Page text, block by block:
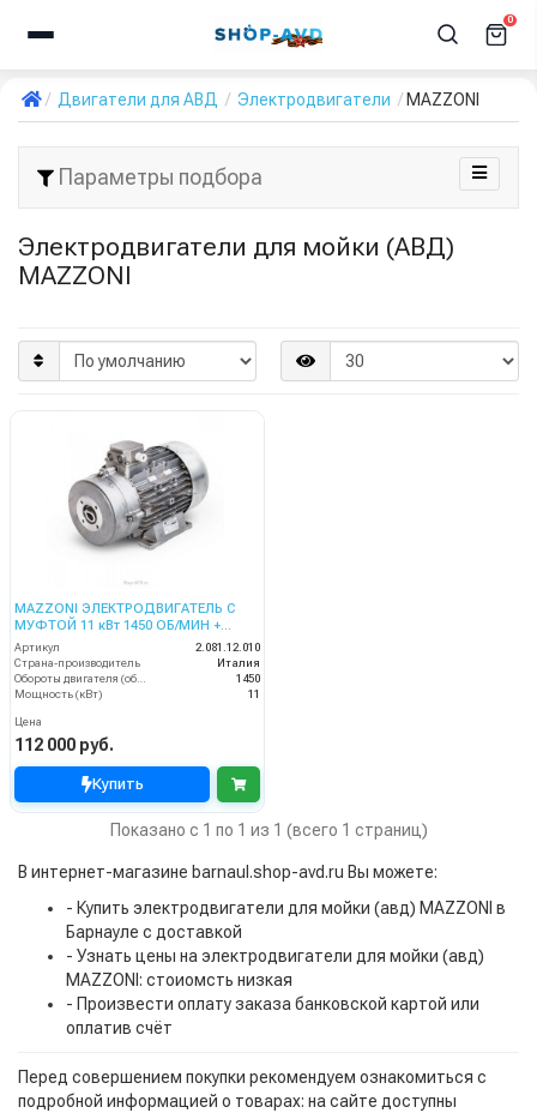
0
Двигатели для АВД Электродвигатели MAZZONI
Параметры подбора
Электродвигатели для мойки (АВД)
MAZZONI
MAZZONI ЭЛЕКТРОДВИГАТЕЛЬ С
МУФТОЙ 11 кВт 1450 ОБ/МИН +
ТЕРМОЗАЩИТА
Артикул
2.081.12.010
Страна-производитель
Италия
1450
Мощность (кВт)
11
Цена
112 000 руб.
Купить
Показано с 1 по 1 из 1 (всего 1 страниц)
В интернет-магазине barnaul.shop-avd.ru Вы можете:
- Купить электродвигатели для мойки (авд) MAZZONI в
Барнауле с доставкой
- Узнать цены на электродвигатели для мойки (авд)
MAZZONI: стоиомсть низкая
- Произвести оплату заказа банковской картой или
оплатив счёт
Перед совершением покупки рекомендуем ознакомиться с
подробной информацией о товарах: на сайте доступны